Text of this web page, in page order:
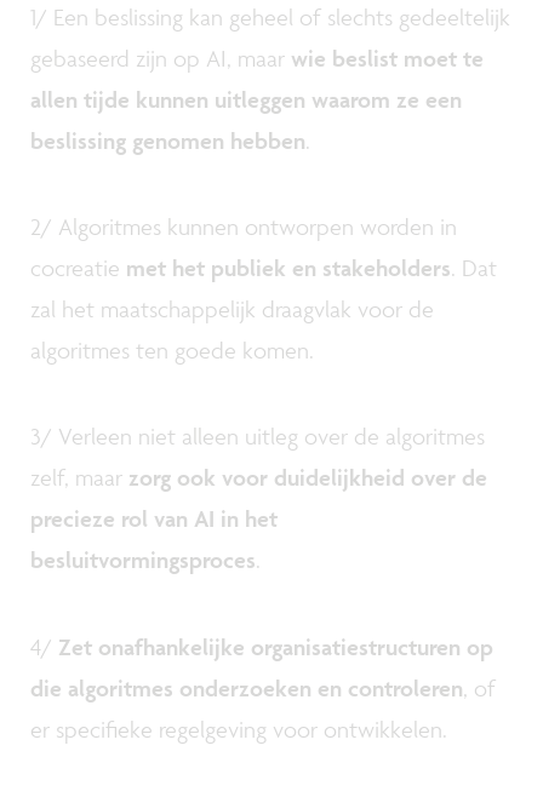
1/ Een beslissing kan geheel of slechts gedeeltelijk
gebaseerd zijn op AI, maar wie beslist moet te
allen tijde kunnen uitleggen waarom ze een
beslissing genomen hebben.
2/ Algoritmes kunnen ontworpen worden in
cocreatie met het publiek en stakeholders. Dat
zal het maatschappelijk draagvlak voor de
algoritmes ten goede komen.
3/ Verleen niet alleen uitleg over de algoritmes
zelf, maar zorg ook voor duidelijkheid over de
precieze rol van AI in het
besluitvormingsproces.
4/ Zet onafhankelijke organisatiestructuren op
die algoritmes onderzoeken en controleren, of
er specifieke regelgeving voor ontwikkelen.